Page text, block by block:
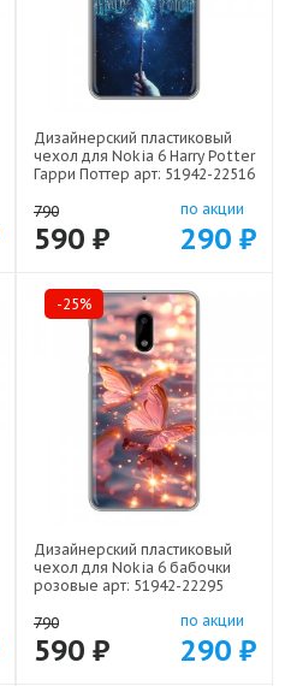
Дизайнерский пластиковый
чехол для Nokia 6 Harry Potter
Гарри Поттер арт: 51942-22516
790
590 ₽
по акции
290 ₽
-25%
Дизайнерский пластиковый
чехол для Nokia 6 бабочки
розовые арт: 51942-22295
790
590 ₽
по акции
290 ₽